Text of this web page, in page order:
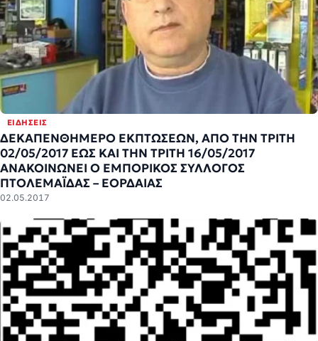
ΕΙΔΉΣΕΙΣ
ΔΕΚΑΠΕΝΘΗΜΕΡΟ ΕΚΠΤΩΣΕΩΝ, ΑΠΟ ΤΗΝ ΤΡΙΤΗ
02/05/2017 ΕΩΣ ΚΑΙ ΤΗΝ ΤΡΙΤΗ 16/05/2017
ΑΝΑΚΟΙΝΩΝΕΙ Ο ΕΜΠΟΡΙΚΟΣ ΣΥΛΛΟΓΟΣ
ΠΤΟΛΕΜΑΪΔΑΣ – ΕΟΡΔΑΙΑΣ
02.05.2017